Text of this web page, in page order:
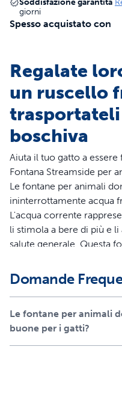
Soddisfazione garantita
giorni
Spesso acquistato con
Regalate
un ruscello
boschiva
Aiuta il tuo gatto a
Fontana Streamside per
Le fontane per animali
ininterrottamente acqua
L'acqua corrente
li stimola a bere di più e
salute generale. Questa
cane di piccola taglia o
fontana fa sì che l'acqua
caduta libera): proprio
quali potrebbero
fontana dispone di una
Domande
Le fontane per animali
buone per i gatti?